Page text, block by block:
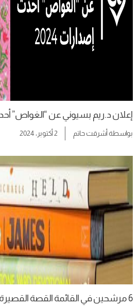
إعلان د.ريم بسيوني عن “الغواص” أحدث
بواسطةأشرقت حاتم 2 أكتوبر، 2024
6 مرشحين في القائمة القصة القصيرة